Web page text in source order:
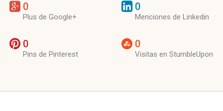
0
Plus de Google+
0
Menciones de Linkedin
0
Pins de Pinterest
0
Visitas en StumbleUpon